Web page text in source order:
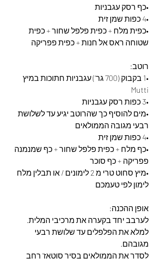
•כף רסק עגבניות
•4 כפות שמן זית
•כפית מלח + כפית פלפל שחור + כפית
שטוחה ראס אל חנות + כפית פפריקה
רוטב:
•1 בקבוק (700 גר') עגבניות חתוכות במיץ
Mutti
•3 כפות רסק עגבניות
•מים להוסיף כך שהרוטב יגיע עד לשלושת
רבעי מגובה הממולאים
•4 כפות שמן זית
•כף מלח + כפית פלפל שחור + כף שמנמנה
פפריקה + כף סוכר
•מיץ סחוט טרי מ 2 לימונים / או תבלין מלח
לימון לפי טעמכם
אופן ההכנה:
לערבב יחד בקערה את מרכיבי המלית.
למלא את הפלפלים עד שלושת רבעי
מגובהם.
לסדר את הממולאים בסיר סוטאז' רחב